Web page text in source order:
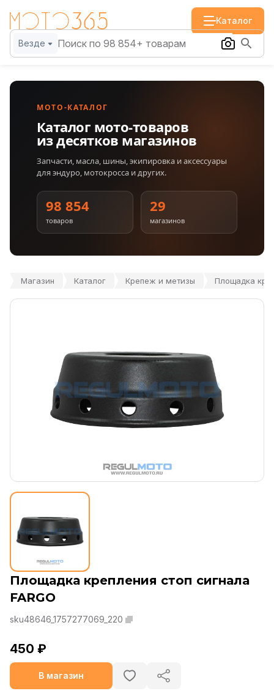
Каталог
Везде
МОТО-КАТАЛОГ
Каталог мото-товаров
из десятков магазинов
Запчасти, масла, шины, экипировка и аксессуары
для эндуро, мотокросса и других.
98 854
товаров
29
магазинов
Магазин Каталог Крепеж и метизы Площадка
Площадка крепления стоп сигнала
FARGO
sku48646_1757277069_220
450 ₽
В магазин